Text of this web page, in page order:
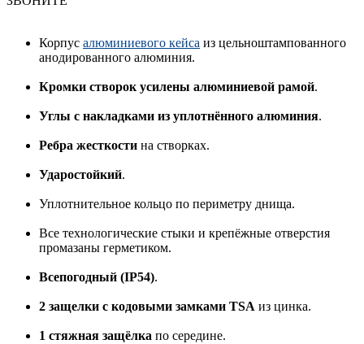
Корпус алюминиевого кейса из цельноштампованного
анодированного алюминия.
Кромки створок усилены алюминиевой рамой.
Углы с накладками из уплотнённого алюминия.
Ребра жесткости на створках.
Ударостойкий.
Уплотнительное кольцо по периметру днища.
Все технологические стыки и крепёжные отверстия
промазаны герметиком.
Всепогодный (IP54).
2 защелки с кодовыми замками TSA из цинка.
1 стяжная защёлка по середине.